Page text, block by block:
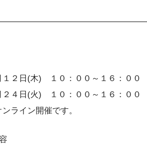
１２日(木) １０：００～１６：００
２４日(火) １０：００～１６：００
ライン開催です。